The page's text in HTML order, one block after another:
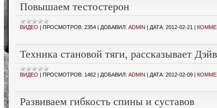
Повышаем тестостерон
ВИДЕО | ПРОСМОТРОВ: 2354 | ДОБАВИЛ: ADMIN | ДАТА: 2012-02-21 |
Техника становой тяги, рассказывает
ВИДЕО | ПРОСМОТРОВ: 1462 | ДОБАВИЛ: ADMIN | ДАТА: 2012-02-09 |
Развиваем гибкость спины и суставов